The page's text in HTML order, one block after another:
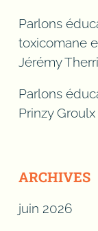
Verbe
exemples
phrase
Parlons
toxicomane
Jérémy
Parlons
Prinzy
ARCHIVES
juin 2026